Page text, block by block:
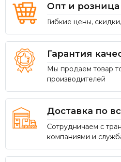
Опт и розница
Гибкие цены,
Гарантия
Мы продаем товар
производителей
Доставка по
Сотрудничаем с
компаниями и